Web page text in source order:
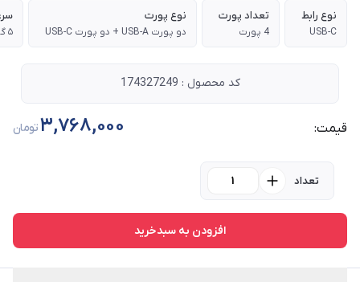
نوع رابط
USB-C
تعداد پورت‌
4 پورت
نوع پورت
دو پورت ‌USB-A + دو پورت USB-C ۵ گیگابیت بر ثانیه
کد محصول : 174327249
قیمت: 3,768,000تومان
تعداد
افزودن به سبدخرید